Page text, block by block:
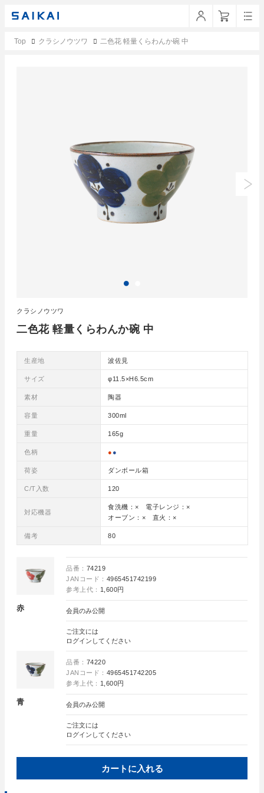
Top クラシノウツワ 二色花 軽量くらわんか碗 中
二色花 軽量くらわんか碗 中
クラシノウツワ
生産地 波佐見
サイズ φ11.5×H6.5cm
素材 陶器
容量 300ml
重量 165g
色柄 ● ●
荷姿 ダンボール箱
C/T入数 120
対応機器
食洗機：× 電子レンジ：×
オーブン：× 直火：×
備考 80
赤
品番： 74219
JANコード： 4965451742199
参考上代： 1,600円
会員のみ公開
ご注文には
ログイン してください
青
品番： 74220
JANコード： 4965451742205
参考上代： 1,600円
会員のみ公開
ご注文には
ログイン してください
カートに入れる